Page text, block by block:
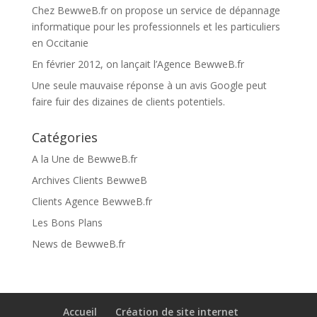
Chez BewweB.fr on propose un service de dépannage
informatique pour les professionnels et les particuliers
en Occitanie
En février 2012, on lançait l’Agence BewweB.fr
Une seule mauvaise réponse à un avis Google peut
faire fuir des dizaines de clients potentiels.
Catégories
A la Une de BewweB.fr
Archives Clients BewweB
Clients Agence BewweB.fr
Les Bons Plans
News de BewweB.fr
Accueil Création de site internet